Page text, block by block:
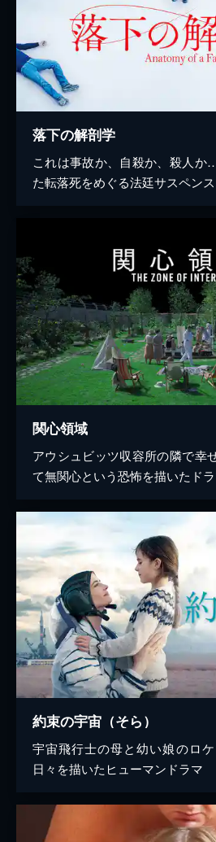
落下の解剖学
これは事故か、自殺か、殺人か
た転落死をめぐる法廷サスペンス
関心領域
アウシュビッツ収容所の隣で幸
て無関心という恐怖を描いたド
約束の宇宙（そら）
宇宙飛行士の母と幼い娘のロ
日々を描いたヒューマンドラマ